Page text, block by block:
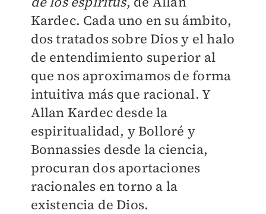
Kardec. Cada uno en su ámbito,
dos tratados sobre Dios y el halo
de entendimiento superior al
que nos aproximamos de forma
intuitiva más que racional. Y
Allan Kardec desde la
espiritualidad, y Bolloré y
Bonnassies desde la ciencia,
procuran dos aportaciones
racionales en torno a la
existencia de Dios.